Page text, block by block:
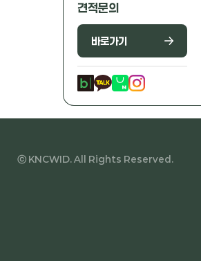
견적문의
바로가기
ⓒ KNCWID. All Rights Reserved.